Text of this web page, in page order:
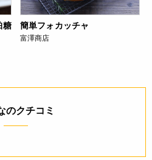
糖
簡単フォカッチャ
富澤商店
のクチコミ